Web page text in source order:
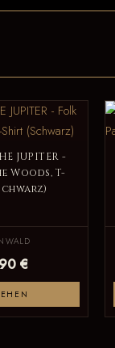
JUPITER -
Woods, T-
€